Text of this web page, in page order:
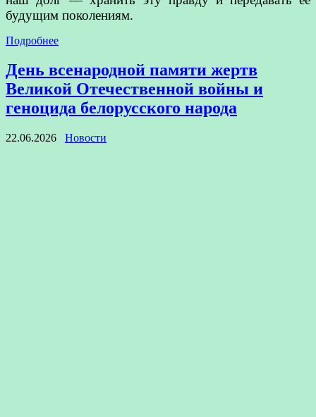
будущим поколениям.
Подробнее
День всенародной памяти жертв
Великой Отечественной войны и
геноцида белорусского народа
22.06.2026 Новости